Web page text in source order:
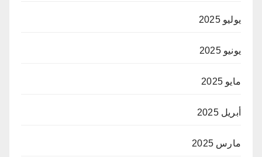
يوليو 2025
يونيو 2025
مايو 2025
أبريل 2025
مارس 2025